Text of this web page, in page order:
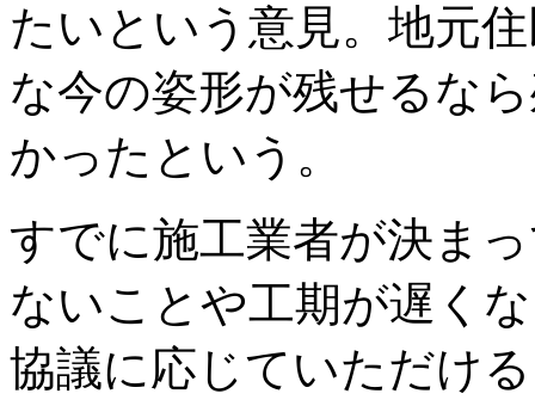
たいという意見。地元
な今の姿形が残せるな
かったという。
すでに施工業者が決ま
ないことや工期が遅く
協議に応じていただけ